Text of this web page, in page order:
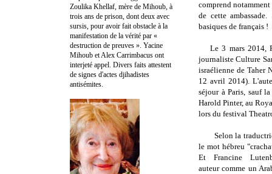
comprend
de cette
basiques de français !
Le 3 mars 2014,
journaliste Culture
israélienne de Taher
12 avril 2014).
séjour à Paris, sauf
Harold Pinter, au
lors du festival
Selon la
le mot hébreu
Et Francine
auteur comme un
Zoulika Khellaf, mère de Mihoub, à
trois ans de prison, dont deux avec
sursis, pour avoir fait obstacle à la
manifestation de la vérité par «
destruction de preuves ». Yacine
Mihoub et Alex Carrimbacus ont
interjeté appel. Divers faits attestent
de signes d'actes djihadistes
antisémites.